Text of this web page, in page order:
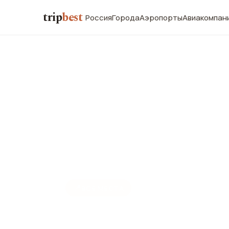
tripbest РоссияГородаАэропорты